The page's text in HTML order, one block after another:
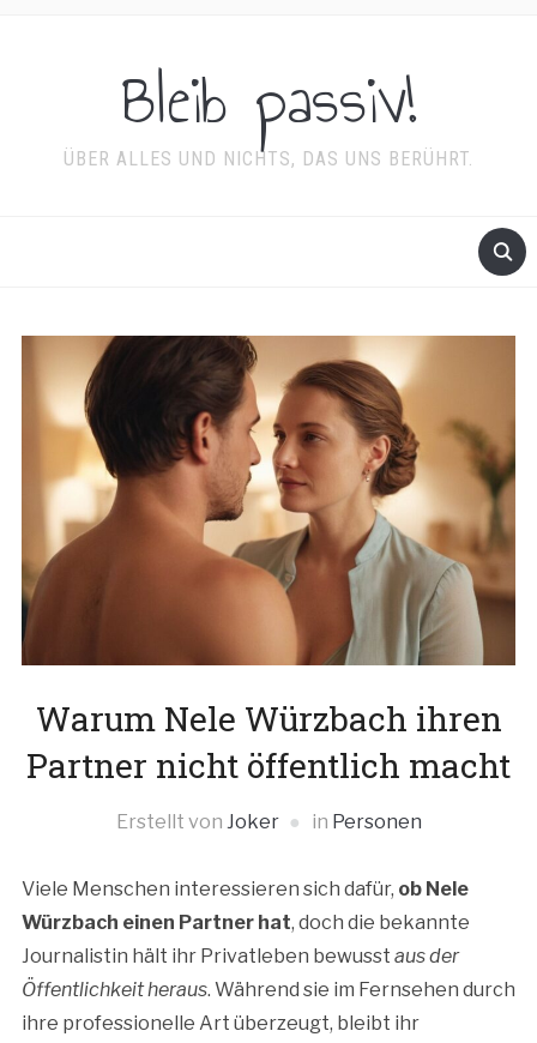
Bleib passiv!
ÜBER ALLES UND NICHTS, DAS UNS BERÜHRT.
Warum Nele Würzbach ihren
Partner nicht öffentlich macht
Erstellt von Joker in Personen
Viele Menschen interessieren sich dafür, ob Nele
Würzbach einen Partner hat, doch die bekannte
Journalistin hält ihr Privatleben bewusst aus der
Öffentlichkeit heraus. Während sie im Fernsehen durch
ihre professionelle Art überzeugt, bleibt ihr